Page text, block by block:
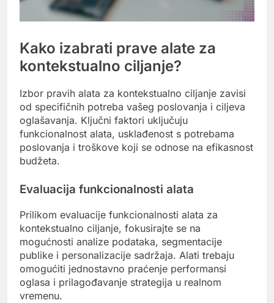
Kako izabrati prave alate za
kontekstualno ciljanje?
Izbor pravih alata za kontekstualno ciljanje zavisi
od specifičnih potreba vašeg poslovanja i ciljeva
oglašavanja. Ključni faktori uključuju
funkcionalnost alata, usklađenost s potrebama
poslovanja i troškove koji se odnose na efikasnost
budžeta.
Evaluacija funkcionalnosti alata
Prilikom evaluacije funkcionalnosti alata za
kontekstualno ciljanje, fokusirajte se na
mogućnosti analize podataka, segmentacije
publike i personalizacije sadržaja. Alati trebaju
omogućiti jednostavno praćenje performansi
oglasa i prilagođavanje strategija u realnom
vremenu.